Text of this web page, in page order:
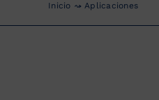
Inicio Aplicaciones